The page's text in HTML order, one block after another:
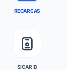
RECARGAS
SICAR ID